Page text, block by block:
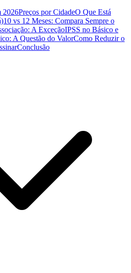
2026Preços por CidadeO Que Está
10 vs 12 Meses: Compara Sempre o
A ExceçãoIPSS no Básico e
A Questão do ValorComo Reduzir o
Conclusão